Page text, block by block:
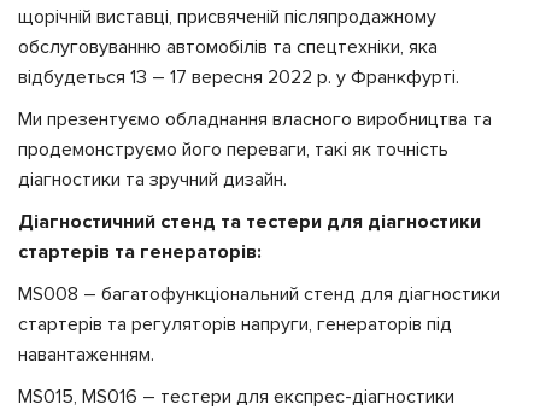
щорічній виставці, присвяченій післяпродажному
обслуговуванню автомобілів та спецтехніки, яка
відбудеться 13 – 17 вересня 2022 р. у Франкфурті.
Ми презентуємо обладнання власного виробництва та
продемонструємо його переваги, такі як точність
діагностики та зручний дизайн.
Діагностичний стенд та тестери для діагностики
стартерів та генераторів:
MS008 – багатофункціональний стенд для діагностики
стартерів та регуляторів напруги, генераторів під
навантаженням.
MS015, MS016 – тестери для експрес-діагностики